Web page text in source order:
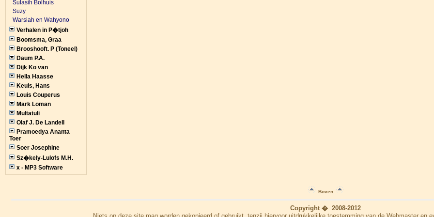
Sulasih Bolhuis
Suzy
Warsiah en Wahyono
Verhalen in P�tjoh
Boomsma, Graa
Brooshooft. P (Toneel)
Daum P.A.
Dijk Ko van
Hella Haasse
Keuls, Hans
Louis Couperus
Mark Loman
Multatuli
Olaf J. De Landell
Pramoedya Ananta
Toer
Soer Josephine
Sz�kely-Lulofs M.H.
x - MP3 Software
Boven
Copyright � 2008-2012